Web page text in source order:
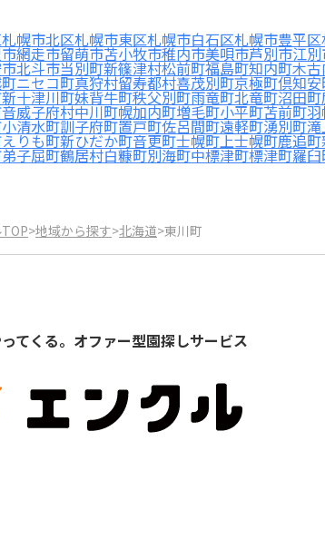
札幌市北区札幌市東区札幌市白石区札幌市豊平区
網走市留萌市苫小牧市稚内市美唄市芦別市江
北斗市当別町新篠津村松前町福島町知内町木
ニセコ町真狩村留寿都村喜茂別町京極町倶知
新十津川町妹背牛町秩父別町雨竜町北竜町沼田町
音威子府村中川町幌加内町増毛町小平町苫前町
小清水町訓子府町置戸町佐呂間町遠軽町湧別町
えりも町新ひだか町音更町士幌町上士幌町鹿追町
弟子屈町鶴居村白糠町別海町中標津町標津町羅
>地域から探す>北海道>東川町
てくる。オファー型園探しサービス